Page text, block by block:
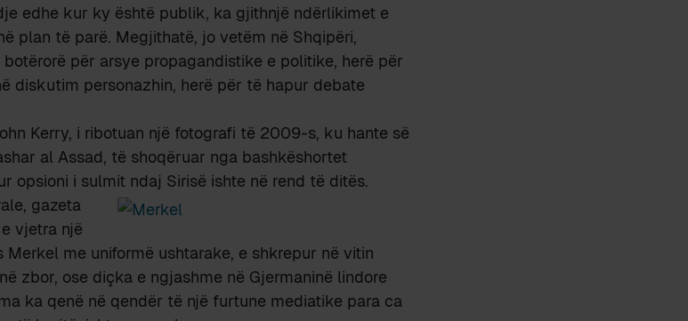
edhe kur ky është publik, ka gjithnjë ndërlikimet e
plan të parë. Megjithatë, jo vetëm në Shqipëri,
për arsye propagandistike e politike, herë për
diskutim personazhin, herë për të hapur debate
Kerry, i ribotuan një fotografi të 2009-s, ku hante së
al Assad, të shoqëruar nga bashkëshortet
opsioni i sulmit ndaj Sirisë ishte në rend të ditës.
gazeta
vjetra një
me uniformë ushtarake, e shkrepur në vitin
zbor, ose diçka e ngjashme në Gjermaninë lindore
ka qenë në qendër të një furtune mediatike para ca